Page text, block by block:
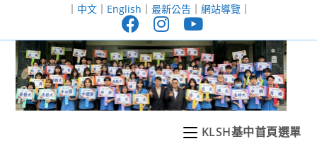
至
｜ 中文｜ English ｜ 最新公告｜ 網站導覽｜
KLSH基中首頁選單